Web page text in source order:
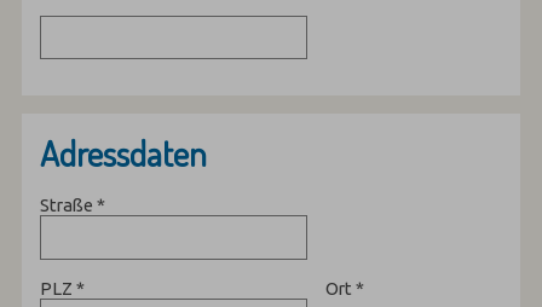
Adressdaten
Straße*
PLZ* Ort *